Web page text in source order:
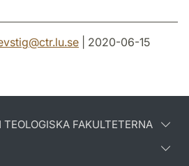
@ctr.lu.se | 2020-06-15
FAKULTETERNA